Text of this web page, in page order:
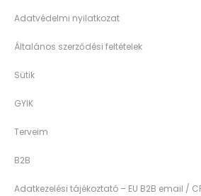
Adatvédelmi nyilatkozat
Általános szerződési feltételek
Sütik
GYIK
Terveim
B2B
Adatkezelési tájékoztató – EU B2B email /